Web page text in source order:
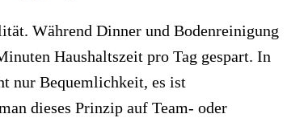
Während Dinner und Bodenreinigung
Haushaltszeit pro Tag gespart. In
nur Bequemlichkeit, es ist
dieses Prinzip auf Team- oder